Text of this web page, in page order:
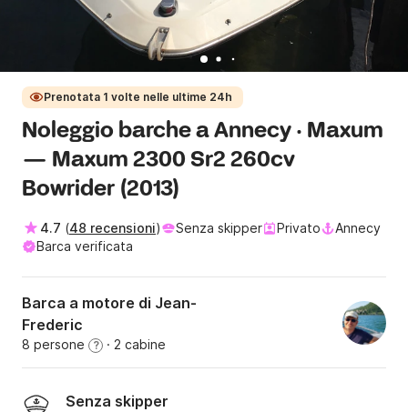
Prenotata 1 volte nelle ultime 24h
Noleggio barche a Annecy · Maxum
— Maxum 2300 Sr2 260cv
Bowrider (2013)
4.7 (48 recensioni) Senza skipper Privato
Annecy
Barca verificata
Barca a motore di Jean-
Frederic
8 persone ? · 2 cabine
Senza skipper